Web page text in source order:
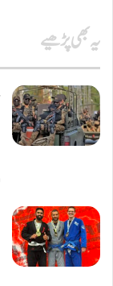
یہ بھی پڑھیے